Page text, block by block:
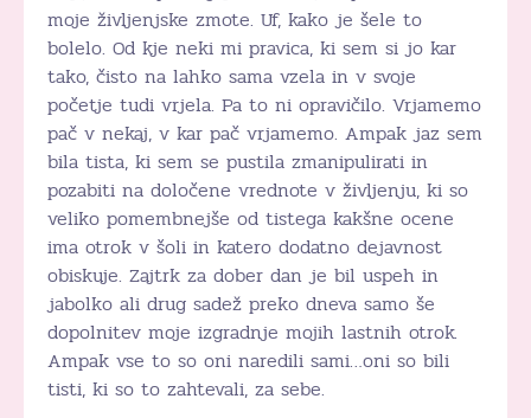
moje življenjske zmote. Uf, kako je šele to
bolelo. Od kje neki mi pravica, ki sem si jo kar
tako, čisto na lahko sama vzela in v svoje
početje tudi vrjela. Pa to ni opravičilo. Vrjamemo
pač v nekaj, v kar pač vrjamemo. Ampak jaz sem
bila tista, ki sem se pustila zmanipulirati in
pozabiti na določene vrednote v življenju, ki so
veliko pomembnejše od tistega kakšne ocene
ima otrok v šoli in katero dodatno dejavnost
obiskuje. Zajtrk za dober dan je bil uspeh in
jabolko ali drug sadež preko dneva samo še
dopolnitev moje izgradnje mojih lastnih otrok.
Ampak vse to so oni naredili sami…oni so bili
tisti, ki so to zahtevali, za sebe.